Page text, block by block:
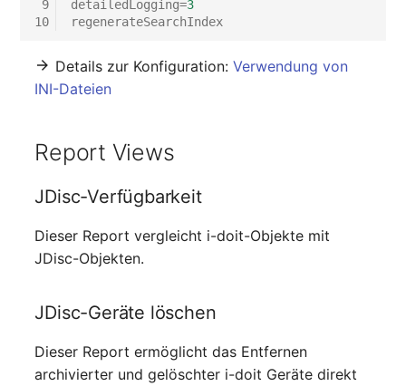
9
10
detailedLogging=3
regenerateSearchIndex
Details zur Konfiguration:Verwendung von
INI-Dateien
Report Views
JDisc-Verfügbarkeit
Dieser Report vergleicht i-doit-Objekte mit
JDisc-Objekten.
JDisc-Geräte löschen
Dieser Report ermöglicht das Entfernen
archivierter und gelöschter i-doit Geräte direkt